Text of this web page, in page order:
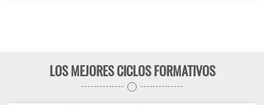
LOS MEJORES CICLOS FORMATIVOS